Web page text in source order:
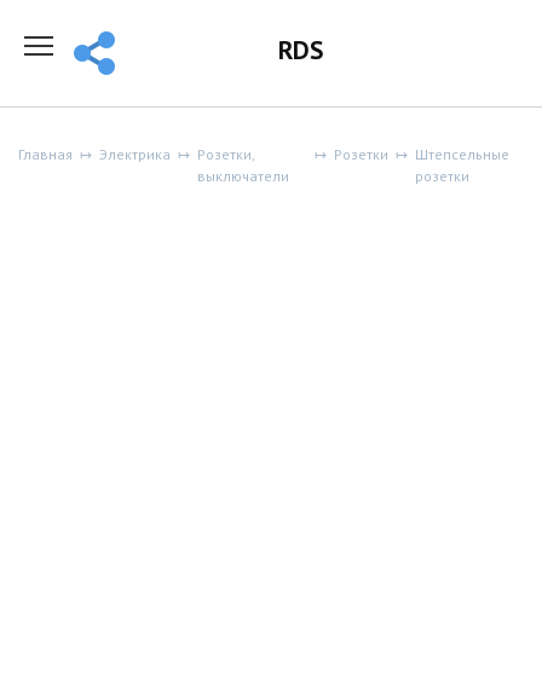
содержанию
RDS
Главная Электрика
Розетки,
выключатели
Розетки
Штепсельные
розетки